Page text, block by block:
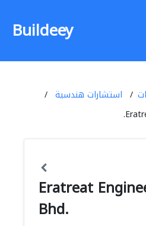
Buildeey
استشارات هندسية
Eratreat
Bhd.